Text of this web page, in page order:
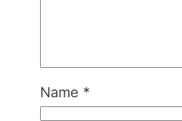
Name *